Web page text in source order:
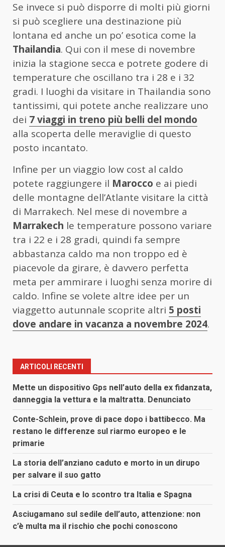
Se invece si può disporre di molti più giorni
si può scegliere una destinazione più
lontana ed anche un po’ esotica come la
Thailandia. Qui con il mese di novembre
inizia la stagione secca e potrete godere di
temperature che oscillano tra i 28 e i 32
gradi. I luoghi da visitare in Thailandia sono
tantissimi, qui potete anche realizzare uno
dei 7 viaggi in treno più belli del mondo
alla scoperta delle meraviglie di questo
posto incantato.
Infine per un viaggio low cost al caldo
potete raggiungere il Marocco e ai piedi
delle montagne dell’Atlante visitare la città
di Marrakech. Nel mese di novembre a
Marrakech le temperature possono variare
tra i 22 e i 28 gradi, quindi fa sempre
abbastanza caldo ma non troppo ed è
piacevole da girare, è davvero perfetta
meta per ammirare i luoghi senza morire di
caldo. Infine se volete altre idee per un
viaggetto autunnale scoprite altri 5 posti
dove andare in vacanza a novembre 2024.
ARTICOLI RECENTI
Mette un dispositivo Gps nell’auto della ex fidanzata,
danneggia la vettura e la maltratta. Denunciato
Conte-Schlein, prove di pace dopo i battibecco. Ma
restano le differenze sul riarmo europeo e le
primarie
La storia dell’anziano caduto e morto in un dirupo
per salvare il suo gatto
La crisi di Ceuta e lo scontro tra Italia e Spagna
Asciugamano sul sedile dell’auto, attenzione: non
c’è multa ma il rischio che pochi conoscono